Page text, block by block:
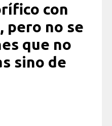
con
pero no se
que no
sino de